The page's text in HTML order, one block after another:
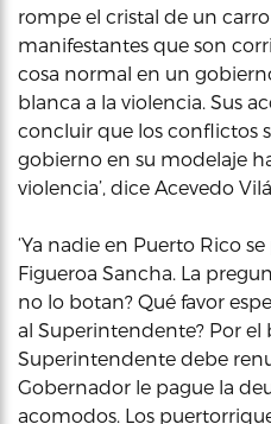
rompe el cristal de un
manifestantes que son
cosa normal en un
blanca a la violencia. Sus
concluir que los conflictos
gobierno en su modelaje
violencia’, dice Acevedo
‘Ya nadie en Puerto Rico
Figueroa Sancha. La
no lo botan? Qué favor
al Superintendente? Por el
Superintendente debe
Gobernador le pague la
acomodos. Los